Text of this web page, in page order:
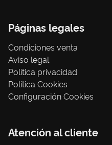
Páginas legales
Condiciones venta
Aviso legal
Política privacidad
Política Cookies
Configuración Cookies
Atención al cliente